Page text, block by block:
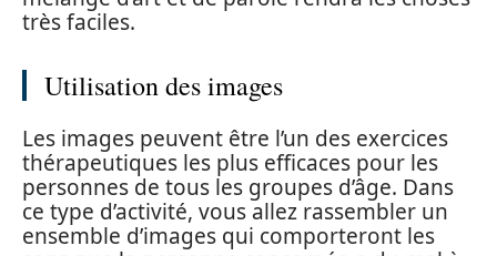
très faciles.
Utilisation des images
Les images peuvent être l’un des exercices
thérapeutiques les plus efficaces pour les
personnes de tous les groupes d’âge. Dans
ce type d’activité, vous allez rassembler un
ensemble d’images qui comporteront les